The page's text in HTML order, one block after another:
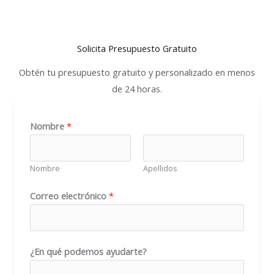
Solicita Presupuesto Gratuito
Obtén tu presupuesto gratuito y personalizado en menos
de 24 horas.
q
u
C
r
o
Nombre *
Nombre Apellidos
Correo electrónico *
¿En qué podemos ayudarte?